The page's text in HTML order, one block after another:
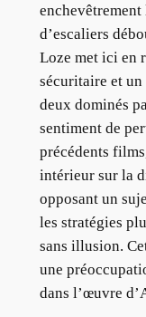
d’escaliers
Loze met ici en
sécuritaire et
deux dominés
sentiment de
précédents
intérieur sur la
opposant un
les stratégies
sans illusion.
une
dans l’œuvre